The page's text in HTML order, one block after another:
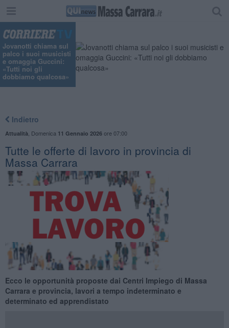
Jovanotti chiama sul
palco i suoi musicisti
e omaggia Guccini:
«Tutti noi gli
dobbiamo qualcosa»
Indietro
Attualità Domenica 11 Gennaio 2026ore 07:00
​Tutte le offerte di lavoro in provincia di
Massa Carrara
Ecco le opportunità proposte dai Centri Impiego di Massa
Carrara e provincia, lavori a tempo indeterminato e
determinato ed apprendistato